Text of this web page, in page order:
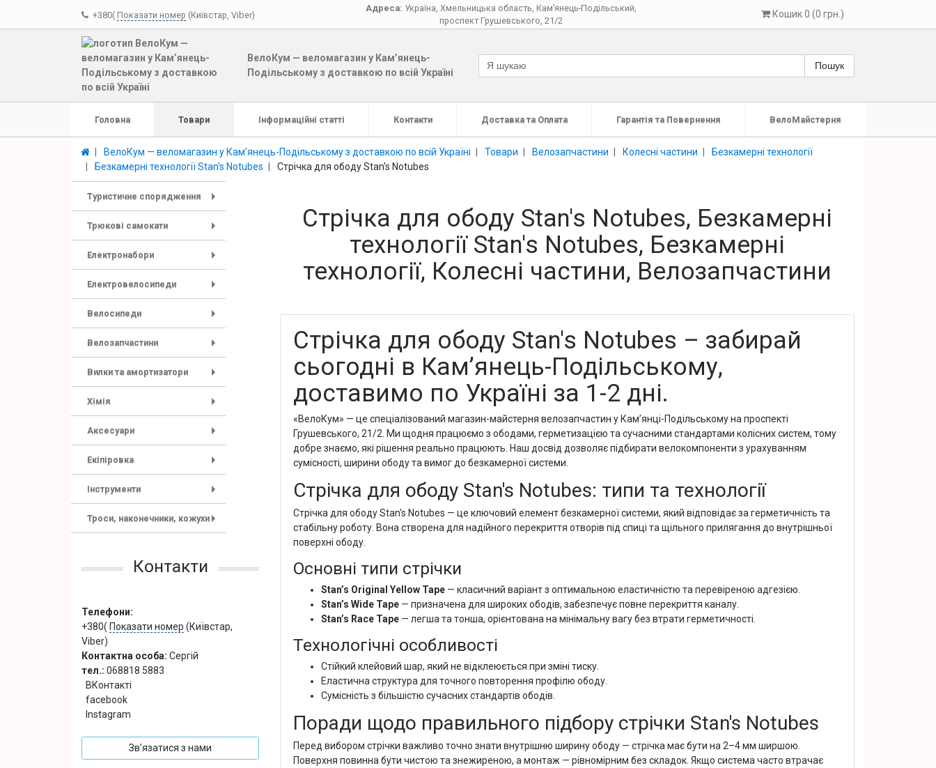
+380( Показати номер (Київстар, Viber)
Адреса: Україна Хмельницька область Кам’янець-Подільський
проспект Грушевського, 21/2
Кошик 0 (0 грн.)
ВелоКум — веломагазин у Кам’янець-
Подільському з доставкою по всій Україні
Пошук
Головна Товари Інформаційні статті Контакти Доставка та Оплата Гарантія та Повернення ВелоМайстерня
ВелоКум — веломагазин у Кам’янець-Подільському з доставкою по всій Україні Товари Велозапчастини Колесні частини
Безкамерні технології
Безкамерні технології Stan's Notubes
Стрічка для ободу Stan's Notubes
Туристичне спорядження
Трюкові самокати
Електронабори
Електровелосипеди
Велосипеди
Велозапчастини
Вилки та амортизатори
Хімія
Аксесуари
Екіпіровка
Інструменти
Троси, наконечники, кожухи
Контакти
Телефони:
+380( Показати номер (Київстар,
Viber)
Контактна особа: Сергій
тел.: 068818 5883
ВКонтакті
facebook
Instagram
Зв’язатися з нами
Стрічка для ободу Stan's Notubes, Безкамерні
технології Stan's Notubes, Безкамерні
технології, Колесні частини, Велозапчастини
Стрічка для ободу Stan's Notubes – забирай
сьогодні в Кам’янець-Подільському,
доставимо по Україні за 1-2 дні.
«ВелоКум» — це спеціалізований магазин-майстерня велозапчастин у Кам’янці-Подільському на проспекті
Грушевського, 21/2. Ми щодня працюємо з ободами, герметизацією та сучасними стандартами колісних систем, тому
добре знаємо, які рішення реально працюють. Наш досвід дозволяє підбирати велокомпоненти з урахуванням
сумісності, ширини ободу та вимог до безкамерної системи.
Стрічка для ободу Stan's Notubes: типи та технології
Стрічка для ободу Stan's Notubes — це ключовий елемент безкамерної системи, який відповідає за герметичність та
стабільну роботу. Вона створена для надійного перекриття отворів під спиці та щільного прилягання до внутрішньої
поверхні ободу.
Основні типи стрічки
Stan’s Original Yellow Tape— класичний варіант з оптимальною еластичністю та перевіреною адгезією.
Stan’s Wide Tape— призначена для широких ободів, забезпечує повне перекриття каналу.
Stan’s Race Tape— легша та тонша, орієнтована на мінімальну вагу без втрати герметичності.
Технологічні особливості
Стійкий клейовий шар, який не відклеюється при зміні тиску.
Еластична структура для точного повторення профілю ободу.
Сумісність з більшістю сучасних стандартів ободів.
Поради щодо правильного підбору стрічки Stan's Notubes
Перед вибором стрічки важливо точно знати внутрішню ширину ободу — стрічка має бути на 2–4 мм ширшою.
Поверхня повинна бути чистою та знежиреною, а монтаж — рівномірним без складок. Якщо система часто втрачає